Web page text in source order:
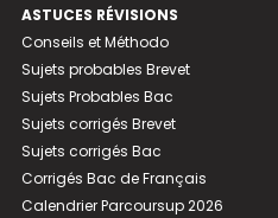
ASTUCES RÉVISIONS
Conseils et Méthodo
Sujets probables Brevet
Sujets Probables Bac
Sujets corrigés Brevet
Sujets corrigés Bac
Corrigés Bac de Français
Calendrier Parcoursup 2026